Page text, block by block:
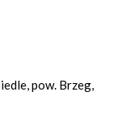
pow. Brzeg,